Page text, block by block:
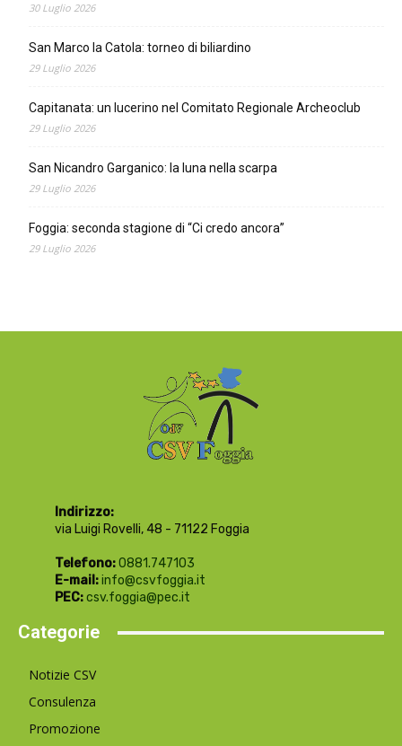
30 Luglio 2026
San Marco la Catola: torneo di biliardino
29 Luglio 2026
Capitanata: un lucerino nel Comitato Regionale Archeoclub
29 Luglio 2026
San Nicandro Garganico: la luna nella scarpa
29 Luglio 2026
Foggia: seconda stagione di “Ci credo ancora”
29 Luglio 2026
Indirizzo:
via Luigi Rovelli, 48 - 71122 Foggia
Telefono:0881.747103
E-mail:info@csvfoggia.it
PEC:csv.foggia@pec.it
Categorie
Notizie CSV
Consulenza
Promozione